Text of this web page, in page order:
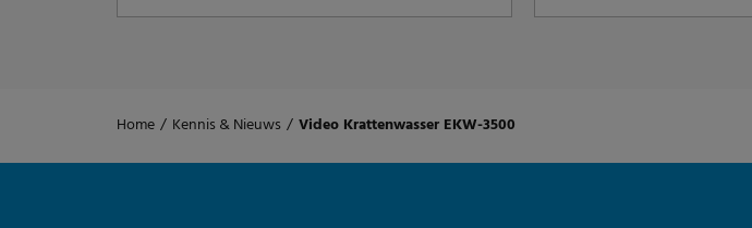
Home / Kennis & Nieuws / Video Krattenwasser EKW-3500